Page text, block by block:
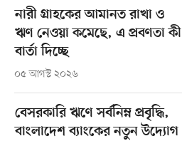
নারী গ্রাহকের আমানত রাখা ও
ঋণ নেওয়া কমেছে, এ প্রবণতা কী
বার্তা দিচ্ছে
০৫ আগস্ট ২০২৬
বেসরকারি ঋণে সর্বনিম্ন প্রবৃদ্ধি,
বাংলাদেশ ব্যাংকের নতুন উদ্যোগ